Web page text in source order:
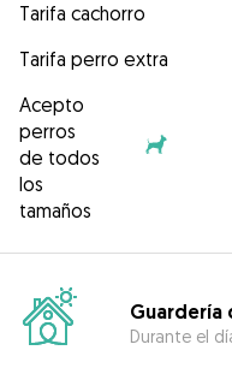
Tarifa cachorro
Tarifa perro extra
Acepto
perros
de todos
los
tamaños
Guardería
Durante el